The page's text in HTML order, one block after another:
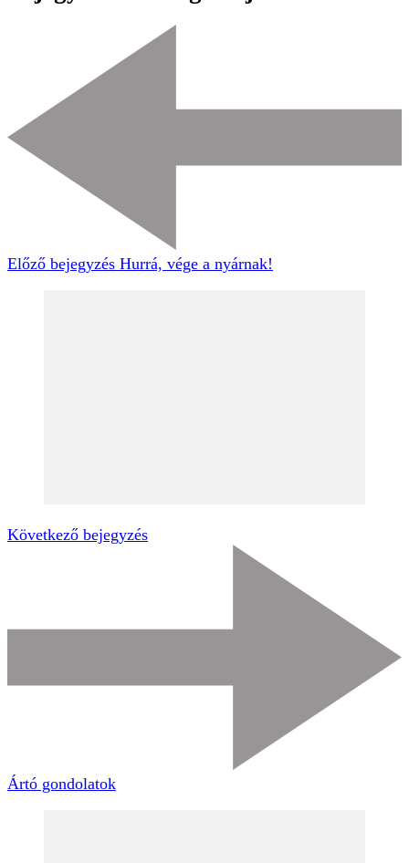
Előző bejegyzés Hurrá, vége a nyárnak!
Következő bejegyzés
Ártó gondolatok